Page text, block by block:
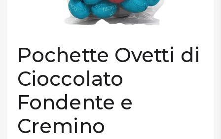
Gift
Card
Preferiti
Blog
Pochette Ovetti di
Cioccolato
Fondente e
Cremino